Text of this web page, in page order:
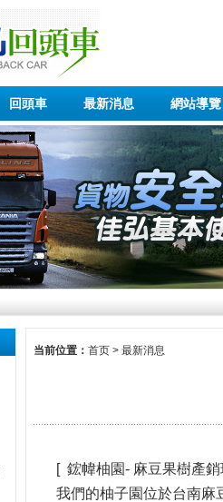
回頭車 最新消息 網站導覽
当前位置： 首页 > 最新消息
[ 鋐幃柚園- 麻豆果樹產
我們的柚子園位於台南麻